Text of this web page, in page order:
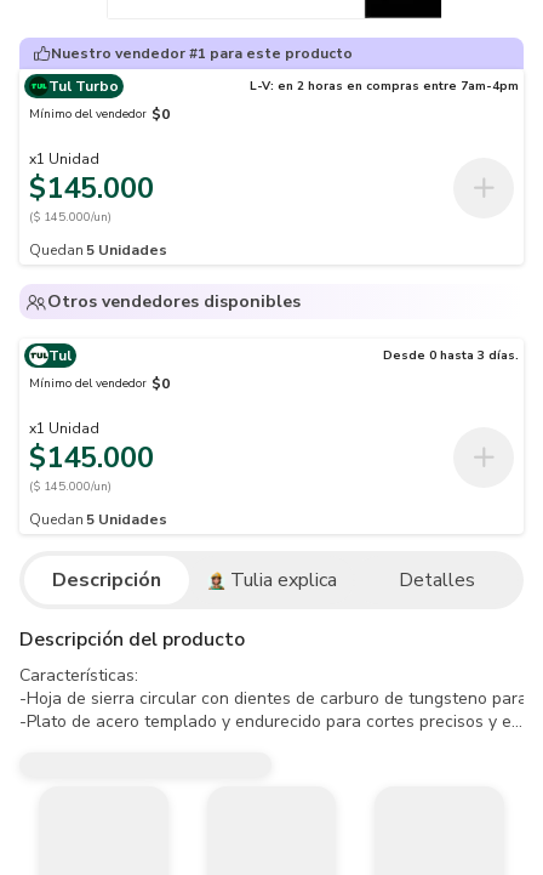
Nuestro vendedor #1 para este producto
Tul Turbo
L-V: en 2 horas en compras entre 7am-4pm
Mínimo del vendedor $0
x1 Unidad
$145.000
($ 145.000/un)
Quedan 5 Unidades
Otros vendedores disponibles
Tul
Desde 0 hasta 3 días.
Mínimo del vendedor $0
x1 Unidad
$145.000
($ 145.000/un)
Quedan 5 Unidades
Descripción Tulia explica Detalles
Descripción del producto
Características:
-Hoja de sierra circular con dientes de carburo de tungsteno para
-Plato de acero templado y endurecido para cortes precisos y